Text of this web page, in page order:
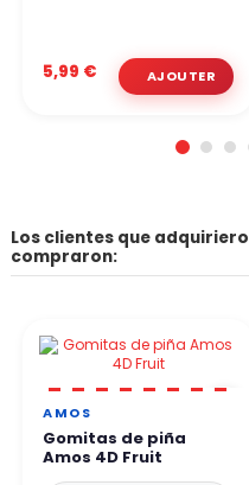
5,99 €
Los clientes que
compraron:
AMOS
Gomitas de piña
Amos 4D Fruit